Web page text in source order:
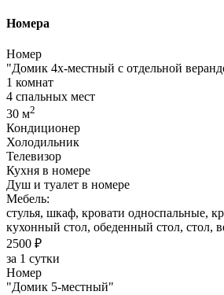
Номера
Номер
"Домик 4х-местный с отдельной
1 комнат
4 спальных мест
30 м2
Кондиционер
Холодильник
Телевизор
Кухня в номере
Душ и туалет в номере
Мебель:
стулья, шкаф, кровати односпальные,
кухонный стол, обеденный стол, стол,
2500 ₽
за 1 сутки
Номер
"Домик 5-местный"